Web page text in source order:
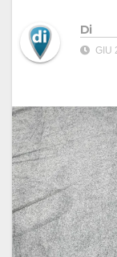
Di
GIU